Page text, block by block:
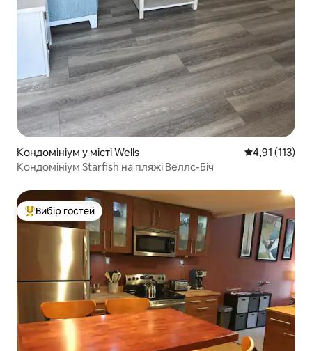
Кондомініум у місті Wells Середня
4,91 (113)
Кондомініум Starfish на пляжі Веллс-Біч
Топ вибір гостей
Вибір гостей